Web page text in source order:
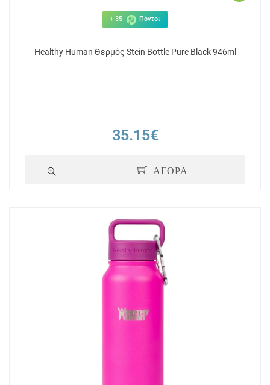
+ 35 Πόντοι
Healthy Human Θερμός Stein Bottle Pure Black 946ml
35.15€
ΑΓΟΡΑ